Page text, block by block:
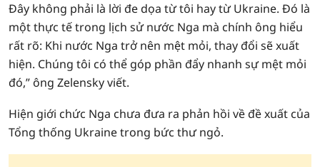
Đây không phải là lời đe dọa từ tôi hay từ Ukraine. Đó là
một thực tế trong lịch sử nước Nga mà chính ông hiểu
rất rõ: Khi nước Nga trở nên mệt mỏi, thay đổi sẽ xuất
hiện. Chúng tôi có thể góp phần đẩy nhanh sự mệt mỏi
đó,” ông Zelensky viết.
Hiện giới chức Nga chưa đưa ra phản hồi về đề xuất của
Tổng thống Ukraine trong bức thư ngỏ.